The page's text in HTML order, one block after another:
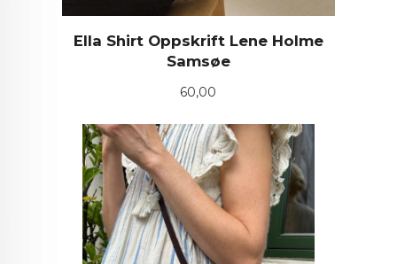
Ella Shirt Oppskrift Lene Holme
Samsøe
Pris
60,00